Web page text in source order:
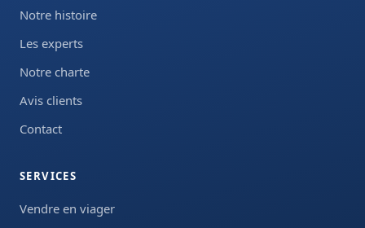
Notre histoire
Les experts
Notre charte
Avis clients
Contact
SERVICES
Vendre en viager